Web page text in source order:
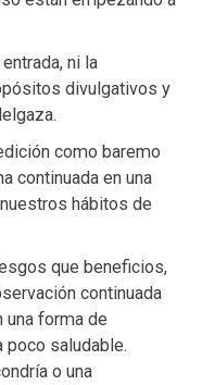
ni la
divulgativos y
como baremo
continuada en una
hábitos de
que beneficios,
continuada
una forma de
saludable.
o una